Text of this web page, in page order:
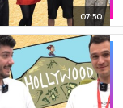
07:50